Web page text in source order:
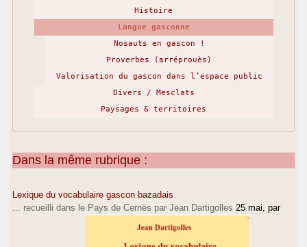
Histoire
Langue gasconne
Nosauts en gascon !
Proverbes (arréprouès)
Valorisation du gascon dans l’espace public
Divers / Mesclats
Paysages & territoires
Dans la même rubrique :
Lexique du vocabulaire gascon bazadais
... recueilli dans le Pays de Cernès par Jean Dartigolles 25 mai , par